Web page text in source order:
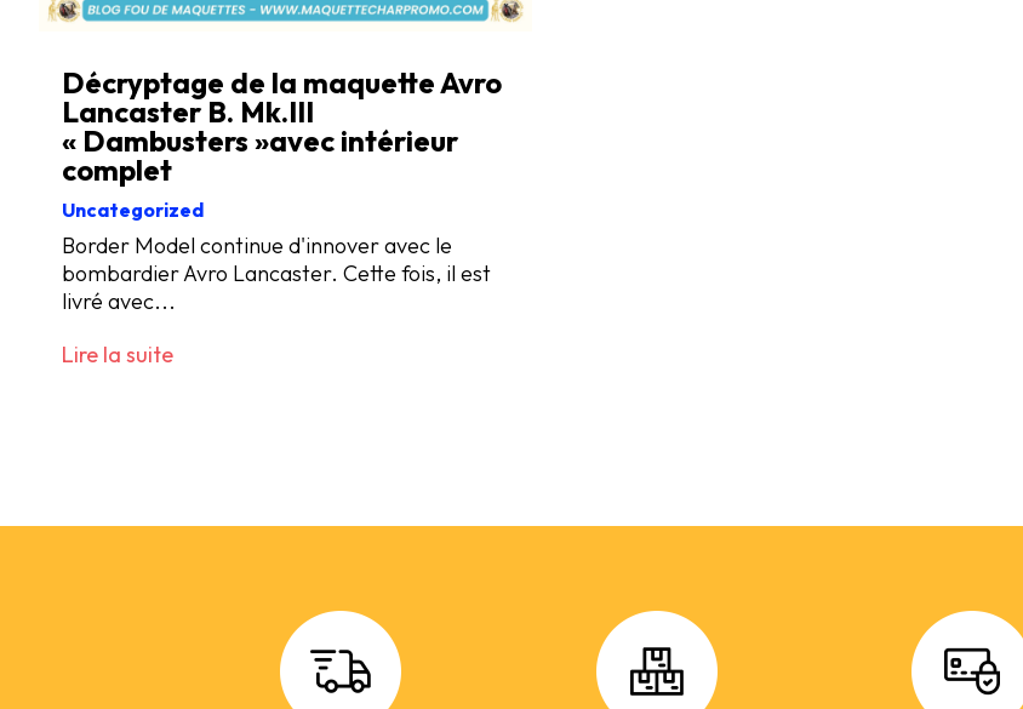
Décryptage de la maquette Avro
Lancaster B. Mk.III
« Dambusters »avec intérieur
complet
Uncategorized
Border Model continue d'innover avec le
bombardier Avro Lancaster. Cette fois, il est
livré avec...
Lire la suite